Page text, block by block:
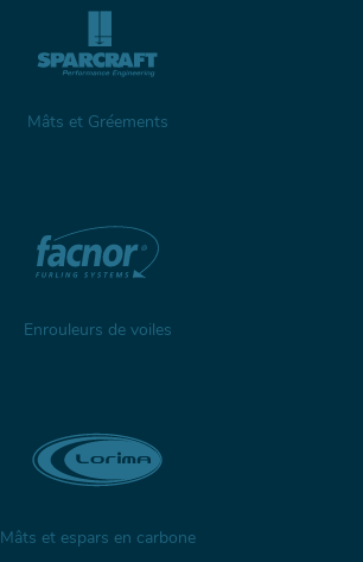
Mâts et Gréements
Enrouleurs de voiles
Mâts et espars en carbone